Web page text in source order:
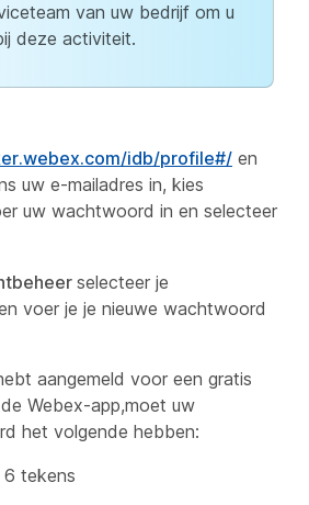
van uw bedrijf om u
deze activiteit.
idb/profile#/ en
uw e-mailadres in, kies
uw wachtwoord in en selecteer
selecteer je
voer je je nieuwe wachtwoord
aangemeld voor een gratis
Webex-app,moet uw
het volgende hebben:
6 tekens